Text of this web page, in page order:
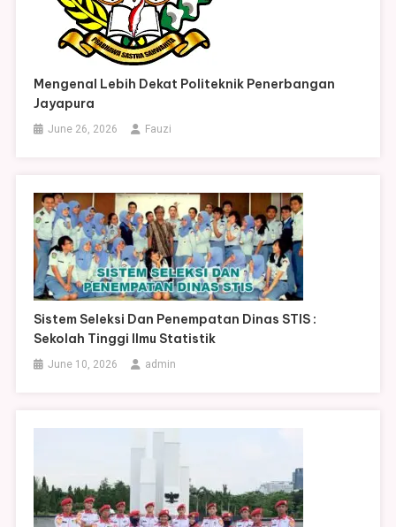
Mengenal Lebih Dekat Politeknik Penerbangan
Jayapura
June 26, 2026 Fauzi
Sistem Seleksi Dan Penempatan Dinas STIS :
Sekolah Tinggi Ilmu Statistik
June 10, 2026 admin